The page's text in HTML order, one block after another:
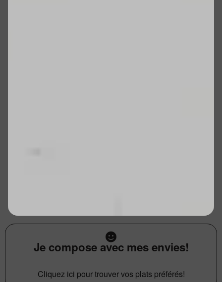
Je compose avec mes envies!
Cliquez ici pour trouver vos plats préférés!